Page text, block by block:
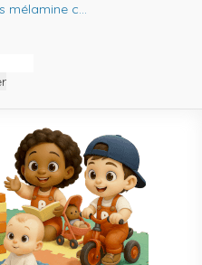
mélamine c...